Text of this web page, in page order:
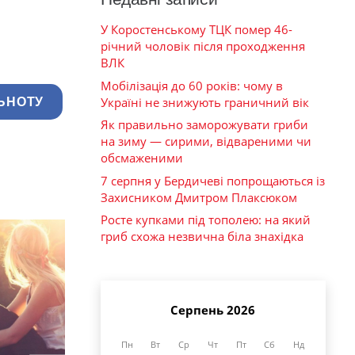
У Коростенському ТЦК помер 46-
річний чоловік після проходження
ВЛК
Мобілізація до 60 років: чому в
Україні не знижують граничний вік
Як правильно заморожувати гриби
на зиму — сирими, відвареними чи
обсмаженими
7 серпня у Бердичеві попрощаються із
Захисником Дмитром Плаксюком
Росте купками під тополею: на який
гриб схожа незвична біла знахідка
Серпень 2026
Пн Вт Ср Чт Пт Сб Нд